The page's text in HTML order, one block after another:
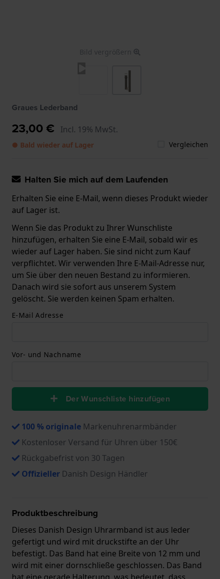
Bild vergrößern
Graues Lederband
23,00 € Incl. 19% MwSt.
● Bald wieder auf Lager Vergleichen
Halten Sie mich auf dem Laufenden
Erhalten Sie eine E-Mail, wenn dieses Produkt wieder
auf Lager ist.
Wenn Sie das Produkt zu Ihrer Wunschliste
hinzufügen, erhalten Sie eine E-Mail, sobald wir es
wieder auf Lager haben. Sie sind nicht zum Kauf
verpflichtet. Wir verwenden Ihre E-Mail-Adresse nur,
um Sie über den neuen Bestand zu informieren.
Danach wird sie sofort aus unserem System
gelöscht. Sie werden keinen Spam erhalten.
E-Mail Adresse
Vor- und Nachname
Der Wunschliste hinzufügen
100 % originale Markenuhrenarmbänder
Kostenloser Versand für Uhren über 150€
Rückgabefrist von 30 Tagen
Offizieller Danish Design Händler
Produktbeschreibung
Dieses Danish Design Uhrarmband ist aus leder
gefertigt und wird mit druckstifte an der Uhr
befestigt. Das Band hat eine Breite von 12 mm und
wird mit einer dornschließe geschlossen. Das Band